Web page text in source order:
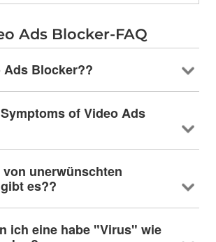
Ads Blocker-FAQ
Ads Blocker??
of Video Ads
unerwünschten
es??
ich eine habe "Virus" wie